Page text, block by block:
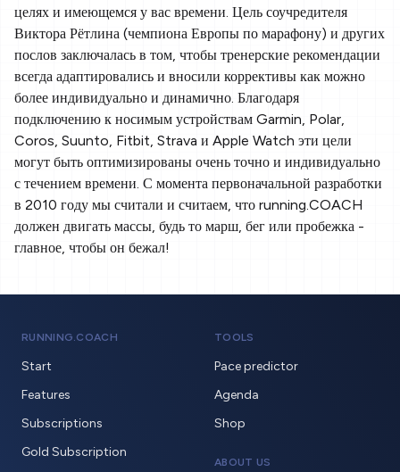
целях и имеющемся у вас времени. Цель соучредителя
Виктора Рётлина (чемпиона Европы по марафону) и других
послов заключалась в том, чтобы тренерские рекомендации
всегда адаптировались и вносили коррективы как можно
более индивидуально и динамично. Благодаря
подключению к носимым устройствам Garmin, Polar,
Coros, Suunto, Fitbit, Strava и Apple Watch эти цели
могут быть оптимизированы очень точно и индивидуально
с течением времени. С момента первоначальной разработки
в 2010 году мы считали и считаем, что running.COACH
должен двигать массы, будь то марш, бег или пробежка -
главное, чтобы он бежал!
RUNNING.COACH
Start
Features
Subscriptions
Gold Subscription
TOOLS
Pace predictor
Agenda
Shop
ABOUT US